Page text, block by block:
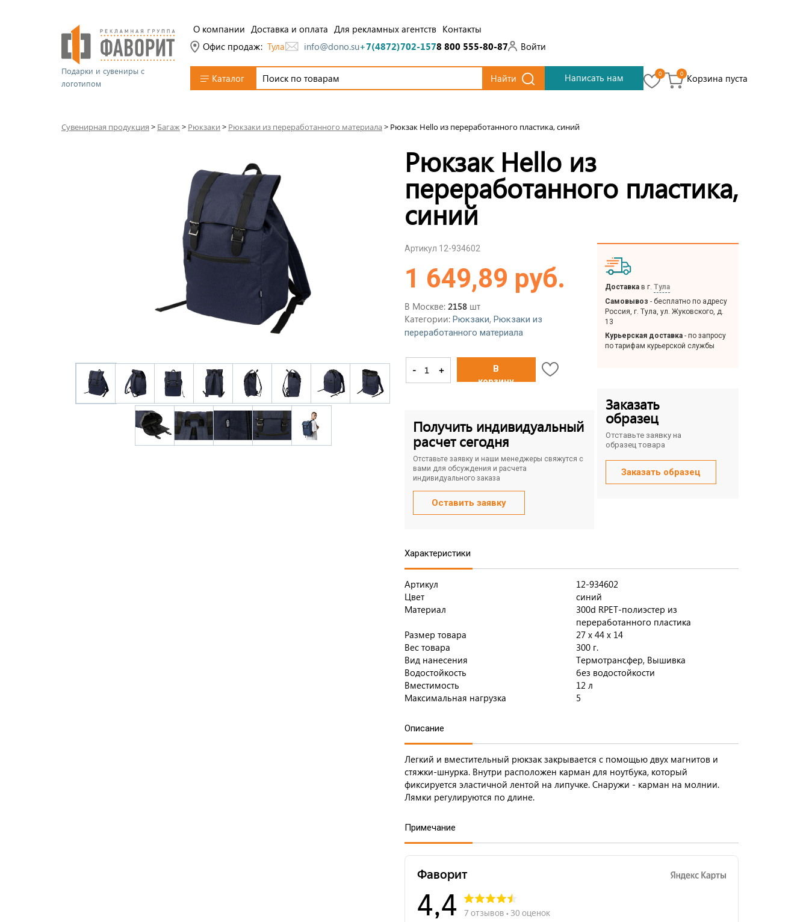
Подарки и сувениры с
логотипом
О компании Доставка и оплата Для рекламных агентств Контакты
Офис продаж: Тула info@dono.su+7(4872)702-1578 800 555-80-87 Войти
Каталог Найти Написать нам 0 0 Корзина пуста
Сувенирная продукция > Багаж > Рюкзаки > Рюкзаки из переработанного материала> Рюкзак Hello из переработанного пластика, синий
Рюкзак Hello из
переработанного пластика,
синий
Артикул 12-934602
1 649,89 руб.
В Москве: 2158 шт
Категории: Рюкзаки, Рюкзаки из
переработанного материала
- +
В
корзину
Получить индивидуальный
расчет сегодня
Отставьте заявку и наши менеджеры свяжутся с
вами для обсуждения и расчета
индивидуального заказа
Оставить заявку
Доставка в г. Тула
Самовывоз - бесплатно по адресу
Россия, г. Тула, ул. Жуковского, д.
13
Курьерская доставка - по запросу
по тарифам курьерской службы
Заказать
образец
Отставьте заявку на
образец товара
Заказать образец
Характеристики
Артикул
12-934602
Цвет
синий
Материал
300d RPET-полиэстер из
переработанного пластика
Размер товара
27 x 44 x 14
Вес товара
300 г.
Вид нанесения
Термотрансфер, Вышивка
Водостойкость
без водостойкости
Вместимость
12 л
Максимальная нагрузка
5
Описание
Легкий и вместительный рюкзак закрывается с помощью двух магнитов и
стяжки-шнурка. Внутри расположен карман для ноутбука, который
фиксируется эластичной лентой на липучке. Снаружи - карман на молнии.
Лямки регулируютcя по длине.
Примечание